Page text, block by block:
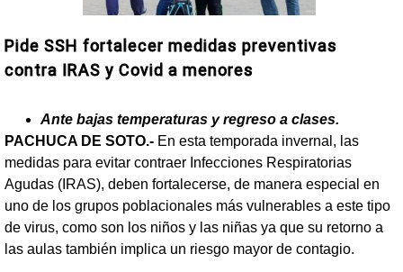
Pide SSH fortalecer medidas preventivas
contra IRAS y Covid a menores
Ante bajas temperaturas y regreso a clases.
PACHUCA DE SOTO.- En esta temporada invernal, las
medidas para evitar contraer Infecciones Respiratorias
Agudas (IRAS), deben fortalecerse, de manera especial en
uno de los grupos poblacionales más vulnerables a este tipo
de virus, como son los niños y las niñas ya que su retorno a
las aulas también implica un riesgo mayor de contagio.